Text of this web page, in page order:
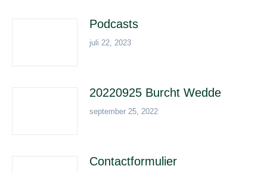
Podcasts
juli 22, 2023
20220925 Burcht Wedde
september 25, 2022
Contactformulier